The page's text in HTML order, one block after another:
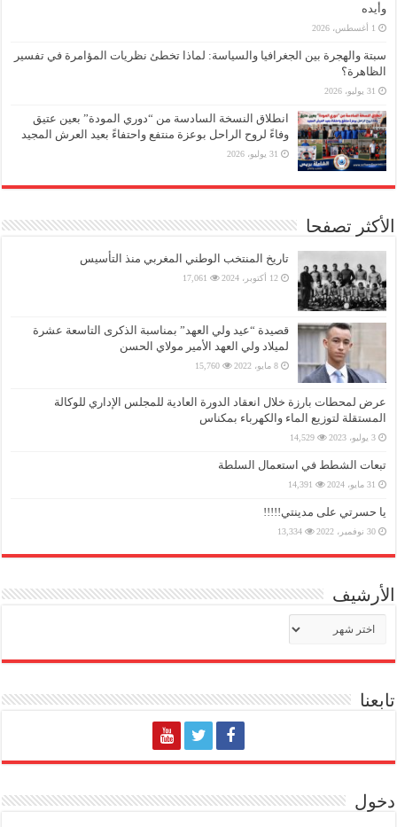
وأيده
1 أغسطس، 2026
سبتة والهجرة بين الجغرافيا والسياسة: لماذا تخطئ نظريات المؤامرة في تفسير
الظاهرة؟
31 يوليو، 2026
انطلاق النسخة السادسة من “دوري المودة” بعين عتيق
وفاءً لروح الراحل بوعزة منتفع واحتفاءً بعيد العرش المجيد
31 يوليو، 2026
الأكثر تصفحا
تاريخ المنتخب الوطني المغربي منذ التأسيس
12 أكتوبر، 2024 17,061
قصيدة “عيد ولي العهد” بمناسبة الذكرى التاسعة عشرة
لميلاد ولي العهد الأمير مولاي الحسن
8 مايو، 2022 15,760
عرض لمحطات بارزة خلال انعقاد الدورة العادية للمجلس الإداري للوكالة
المستقلة لتوزيع الماء والكهرباء بمكناس
3 يوليو، 2023 14,529
تبعات الشطط في استعمال السلطة
31 مايو، 2024 14,391
يا حسرتي على مدينتي!!!!!
30 نوفمبر، 2022 13,334
الأرشيف
تابعنا
دخول